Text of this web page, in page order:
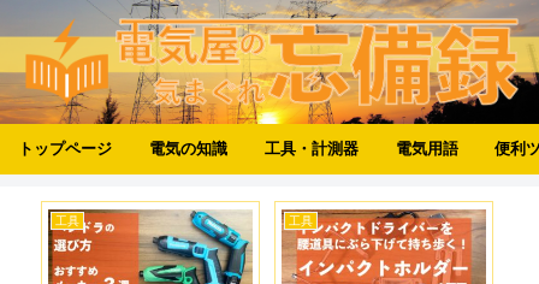
トップページ 電気の知識 工具・計測器 電気用語 便利
工具 工具